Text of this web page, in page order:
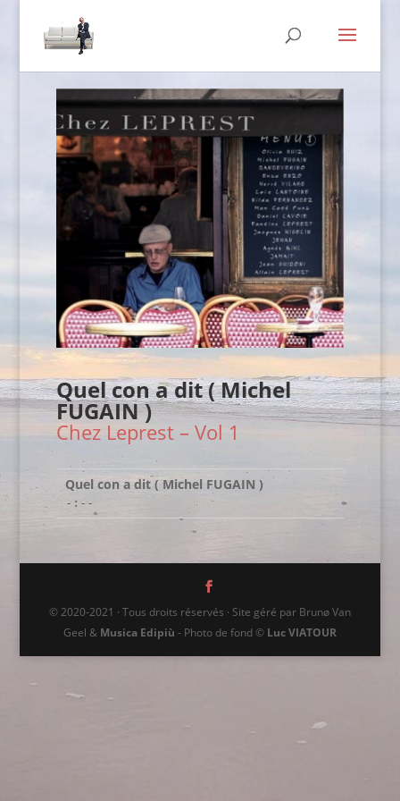
Quel con a dit ( Michel
FUGAIN )
Chez Leprest – Vol 1
Quel con a dit ( Michel FUGAIN )
-:--
© 2020-2021 · Tous droits réservés · Site géré par Brunø Van
Geel & Musica Edipiù - Photo de fond © Luc VIATOUR